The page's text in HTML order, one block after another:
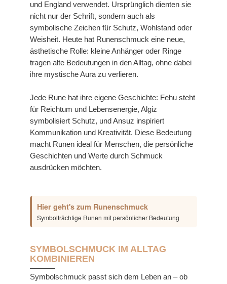
und England verwendet. Ursprünglich dienten sie
nicht nur der Schrift, sondern auch als
symbolische Zeichen für Schutz, Wohlstand oder
Weisheit. Heute hat Runenschmuck eine neue,
ästhetische Rolle: kleine Anhänger oder Ringe
tragen alte Bedeutungen in den Alltag, ohne dabei
ihre mystische Aura zu verlieren.
Jede Rune hat ihre eigene Geschichte: Fehu steht
für Reichtum und Lebensenergie, Algiz
symbolisiert Schutz, und Ansuz inspiriert
Kommunikation und Kreativität. Diese Bedeutung
macht Runen ideal für Menschen, die persönliche
Geschichten und Werte durch Schmuck
ausdrücken möchten.
Hier geht's zum Runenschmuck
Symbolträchtige Runen mit persönlicher Bedeutung
SYMBOLSCHMUCK IM ALLTAG
KOMBINIEREN
Symbolschmuck passt sich dem Leben an – ob